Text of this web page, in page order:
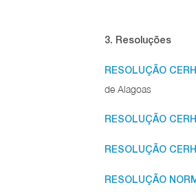
3. Resoluções
RESOLUÇÃO
de Alagoas
RESOLUÇÃO
RESOLUÇÃO
RESOLUÇÃO